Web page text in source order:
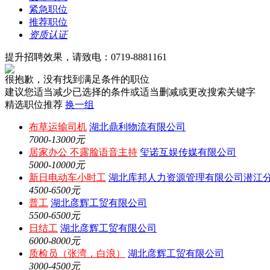
紧急职位
推荐职位
资质认证
提升招聘效果，请致电：0719-8881161
很抱歉，没有找到满足条件的职位
建议您适当减少已选择的条件或适当删减或更改搜索关键字
精选职位推荐 换一组
布草运输司机 湖北鼎利物流有限公司
7000-13000元
居家办公 不露脸语音主持 玺诺互娱传媒有限公司
5000-10000元
新日电动车小时工 湖北库邦人力资源管理有限公司潜江
4500-6500元
普工 湖北彦辉工贸有限公司
5500-6500元
日结工 湖北彦辉工贸有限公司
6000-8000元
质检员（张湾，白浪）
湖北彦辉工贸有限公司
3000-4500元